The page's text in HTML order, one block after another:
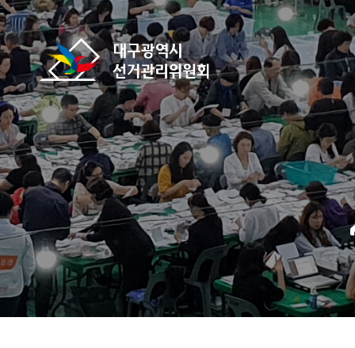
바로가기 메뉴